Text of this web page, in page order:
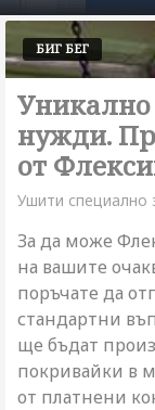
БИГ БЕГ
нужди.
от
Ушити специално
За да може
на вашите
поръчате да
стандартни
ще бъдат
покривайки в
от платнени